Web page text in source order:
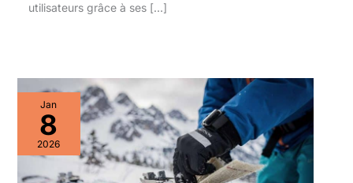
utilisateurs grâce à ses […]
Jan
8
2026